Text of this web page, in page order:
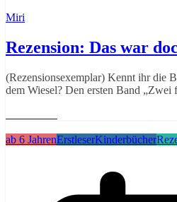
Miri
Rezension: Das war
(Rezensionsexemplar) Kennt ihr die
dem Wiesel? Den ersten Band
ab 6 JahrenErstleserKinderbücher